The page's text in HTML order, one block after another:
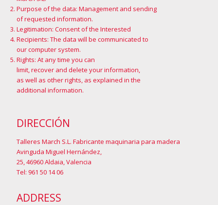
Purpose of the data: Management and sending
of requested information.
Legitimation: Consent of the Interested
Recipients: The data will be communicated to
our computer system.
Rights: At any time you can
limit, recover and delete your information,
as well as other rights, as explained in the
additional information.
DIRECCIÓN
Talleres March S.L. Fabricante maquinaria para madera
Avinguda Miguel Hernández,
25, 46960 Aldaia, Valencia
Tel: 961 50 14 06
ADDRESS